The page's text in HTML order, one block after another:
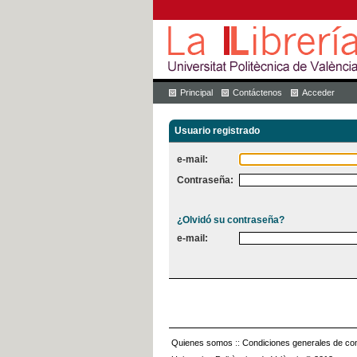
Principal Contáctenos Acceder
Usuario registrado
e-mail:
Contraseña:
¿Olvidó su contraseña?
e-mail:
Quienes somos :: Condiciones generales de